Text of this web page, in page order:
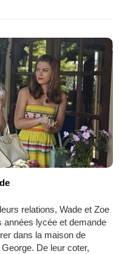
relations, Wade et Zoe
lycée et demande
dans la maison de
De leur coter,